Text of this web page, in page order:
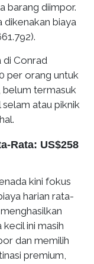
barang diimpor.
dikenakan biaya
di Conrad
per orang untuk
belum termasuk
atau piknik
Rata: US$258
kini fokus
harian rata-
ini masih
dan memilih
premium,